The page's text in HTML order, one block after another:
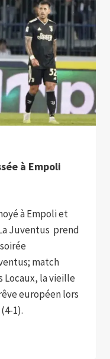
à Empoli
à Empoli et
Juventus prend
match
la vieille
européen lors
1).